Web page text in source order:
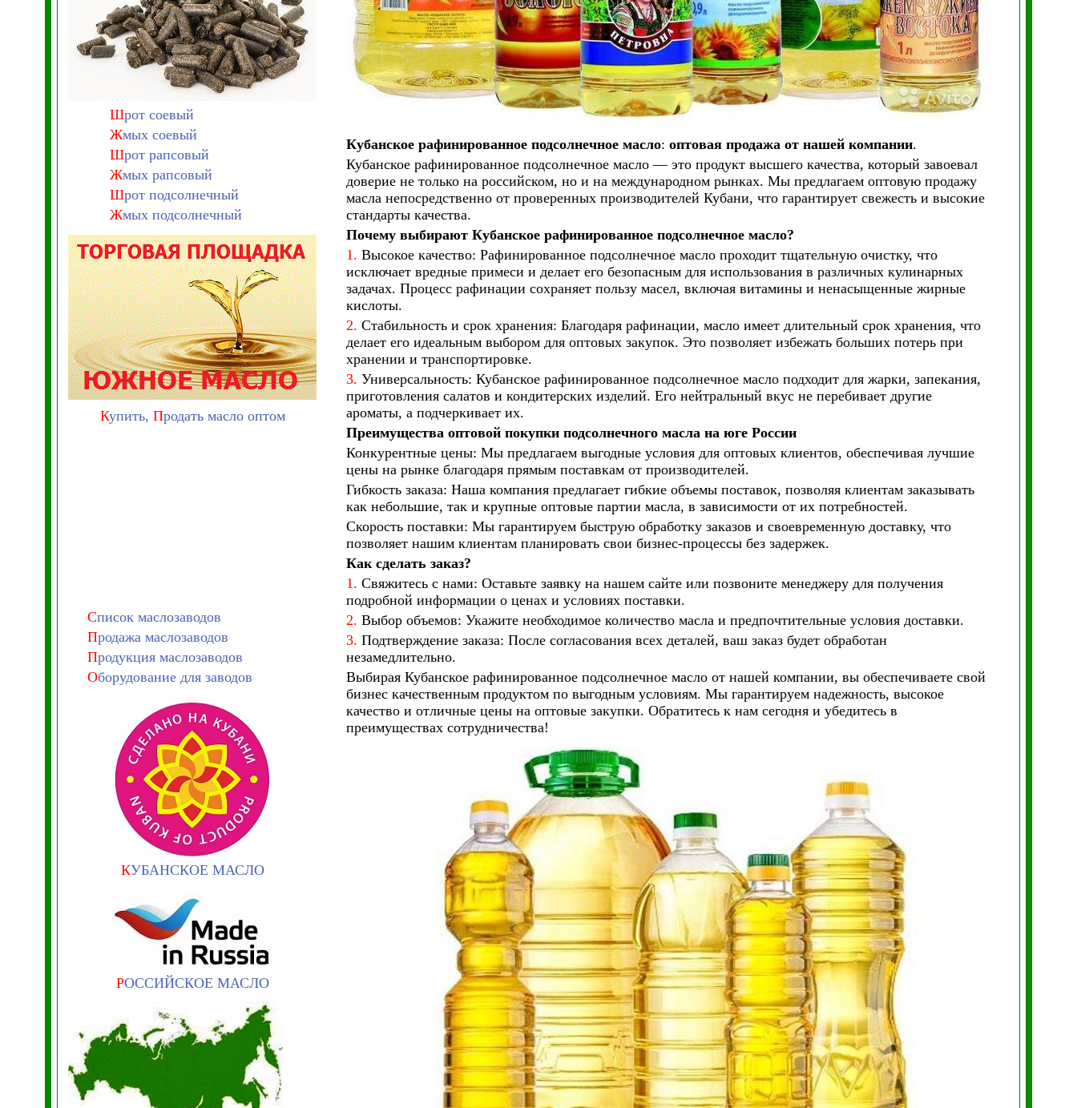
Шрот соевый
Жмых соевый
Шрот рапсовый
Жмых рапсовый
Шрот подсолнечный
Жмых подсолнечный
Купить, Продать масло оптом
Список маслозаводов
Продажа маслозаводов
Продукция маслозаводов
Оборудование для заводов
КУБАНСКОЕ МАСЛО
РОССИЙСКОЕ МАСЛО
Кубанское рафинированное подсолнечное масло: оптовая продажа от нашей компании.
Кубанское рафинированное подсолнечное масло — это продукт высшего качества, который завоевал
доверие не только на российском, но и на международном рынках. Мы предлагаем оптовую продажу
масла непосредственно от проверенных производителей Кубани, что гарантирует свежесть и высокие
стандарты качества.
Почему выбирают Кубанское рафинированное подсолнечное масло?
1. Высокое качество: Рафинированное подсолнечное масло проходит тщательную очистку, что
исключает вредные примеси и делает его безопасным для использования в различных кулинарных
задачах. Процесс рафинации сохраняет пользу масел, включая витамины и ненасыщенные жирные
кислоты.
2. Стабильность и срок хранения: Благодаря рафинации, масло имеет длительный срок хранения, что
делает его идеальным выбором для оптовых закупок. Это позволяет избежать больших потерь при
хранении и транспортировке.
3. Универсальность: Кубанское рафинированное подсолнечное масло подходит для жарки, запекания,
приготовления салатов и кондитерских изделий. Его нейтральный вкус не перебивает другие
ароматы, а подчеркивает их.
Преимущества оптовой покупки подсолнечного масла на юге России
Конкурентные цены: Мы предлагаем выгодные условия для оптовых клиентов, обеспечивая лучшие
цены на рынке благодаря прямым поставкам от производителей.
Гибкость заказа: Наша компания предлагает гибкие объемы поставок, позволяя клиентам заказывать
как небольшие, так и крупные оптовые партии масла, в зависимости от их потребностей.
Скорость поставки: Мы гарантируем быструю обработку заказов и своевременную доставку, что
позволяет нашим клиентам планировать свои бизнес-процессы без задержек.
Как сделать заказ?
1. Свяжитесь с нами: Оставьте заявку на нашем сайте или позвоните менеджеру для получения
подробной информации о ценах и условиях поставки.
2. Выбор объемов: Укажите необходимое количество масла и предпочтительные условия доставки.
3. Подтверждение заказа: После согласования всех деталей, ваш заказ будет обработан
незамедлительно.
Выбирая Кубанское рафинированное подсолнечное масло от нашей компании, вы обеспечиваете свой
бизнес качественным продуктом по выгодным условиям. Мы гарантируем надежность, высокое
качество и отличные цены на оптовые закупки. Обратитесь к нам сегодня и убедитесь в
преимуществах сотрудничества!